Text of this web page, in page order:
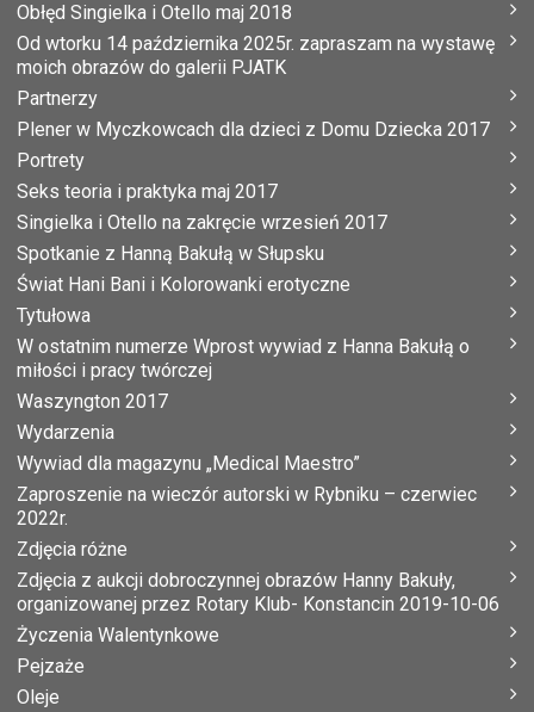
Obłęd Singielka i Otello maj 2018
Od wtorku 14 października 2025r. zapraszam na wystawę
moich obrazów do galerii PJATK
Partnerzy
Plener w Myczkowcach dla dzieci z Domu Dziecka 2017
Portrety
Seks teoria i praktyka maj 2017
Singielka i Otello na zakręcie wrzesień 2017
Spotkanie z Hanną Bakułą w Słupsku
Świat Hani Bani i Kolorowanki erotyczne
Tytułowa
W ostatnim numerze Wprost wywiad z Hanna Bakułą o
miłości i pracy twórczej
Waszyngton 2017
Wydarzenia
Wywiad dla magazynu „Medical Maestro”
Zaproszenie na wieczór autorski w Rybniku – czerwiec
2022r.
Zdjęcia różne
Zdjęcia z aukcji dobroczynnej obrazów Hanny Bakuły,
organizowanej przez Rotary Klub- Konstancin 2019-10-06
Życzenia Walentynkowe
Pejzaże
Oleje